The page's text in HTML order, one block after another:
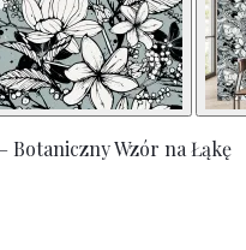
Botaniczny Wzór na Łąkę